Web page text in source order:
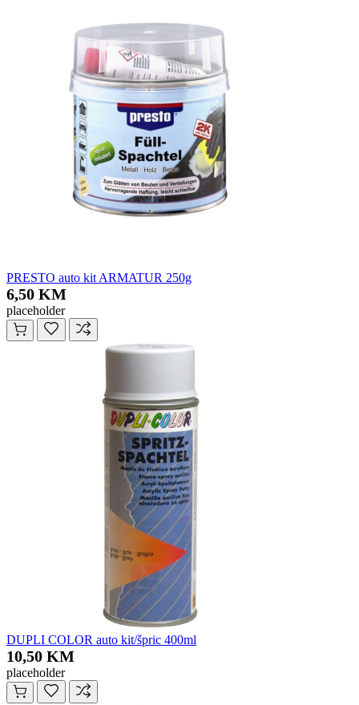
PRESTO auto kit ARMATUR 250g
6,50 KM
placeholder
DUPLI COLOR auto kit/špric 400ml
10,50 KM
placeholder